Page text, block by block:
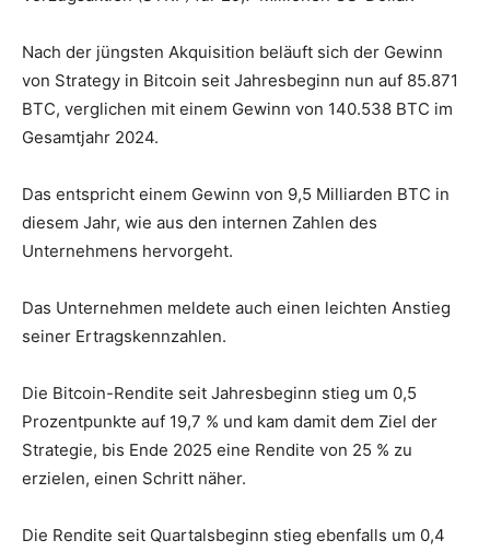
Nach der jüngsten Akquisition beläuft sich der Gewinn
von Strategy in Bitcoin seit Jahresbeginn nun auf 85.871
BTC, verglichen mit einem Gewinn von 140.538 BTC im
Gesamtjahr 2024.
Das entspricht einem Gewinn von 9,5 Milliarden BTC in
diesem Jahr, wie aus den internen Zahlen des
Unternehmens hervorgeht.
Das Unternehmen meldete auch einen leichten Anstieg
seiner Ertragskennzahlen.
Die Bitcoin-Rendite seit Jahresbeginn stieg um 0,5
Prozentpunkte auf 19,7 % und kam damit dem Ziel der
Strategie, bis Ende 2025 eine Rendite von 25 % zu
erzielen, einen Schritt näher.
Die Rendite seit Quartalsbeginn stieg ebenfalls um 0,4